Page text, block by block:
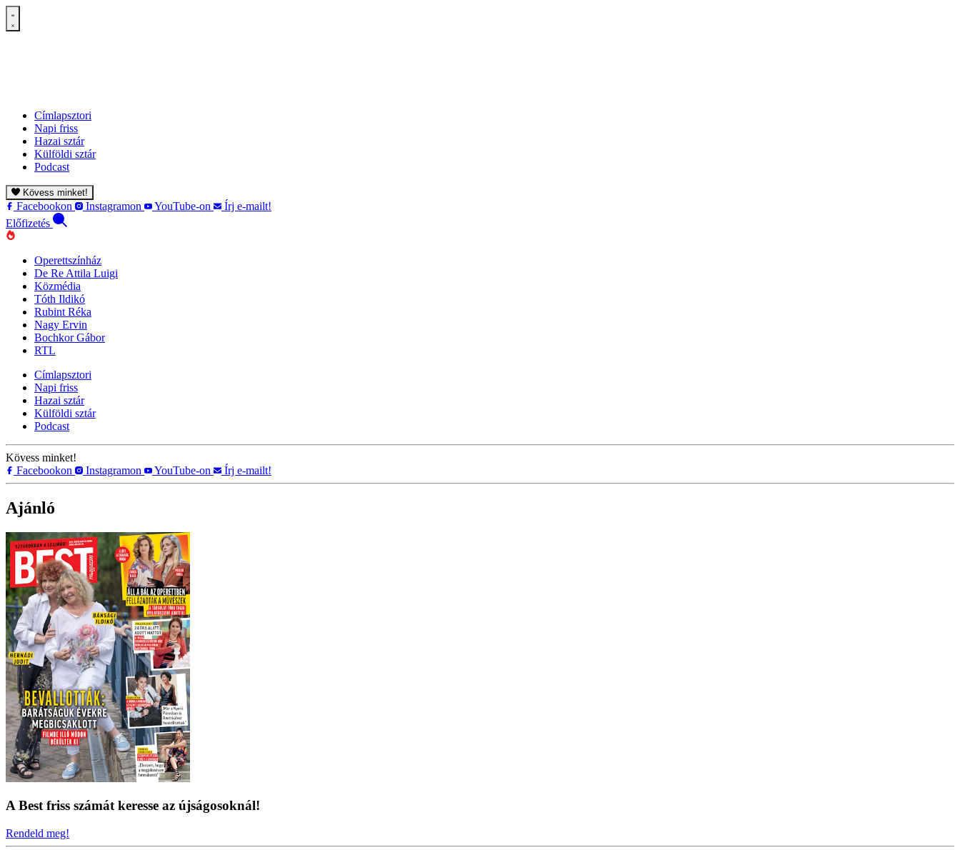
Címlapsztori
Napi friss
Hazai sztár
Külföldi sztár
Podcast
Kövess minket!
Facebookon Instagramon YouTube-on
Írj e-mailt!
Előfizetés
Operettszínház
De Re Attila Luigi
Közmédia
Tóth Ildikó
Rubint Réka
Nagy Ervin
Bochkor Gábor
RTL
Címlapsztori
Napi friss
Hazai sztár
Külföldi sztár
Podcast
Kövess minket!
Facebookon
Instagramon YouTube-on Írj e-mailt!
Ajánló
A Best friss számát keresse az újságosoknál!
Rendeld meg!